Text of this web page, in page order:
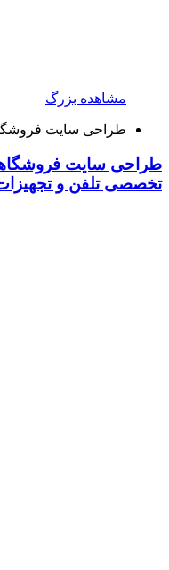
مشاهده بزرگ
طراحی سایت
طراحی سایت
تخصصی تلفن و